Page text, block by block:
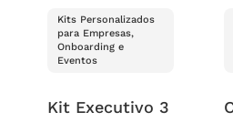
Kits Personalizados
para Empresas,
Onboarding e
Eventos
Kit Executivo 3